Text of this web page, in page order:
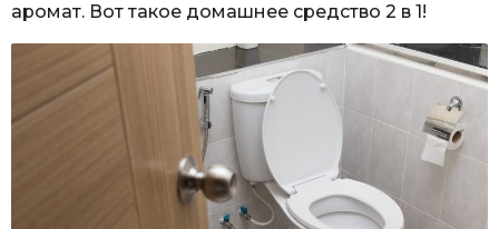
аромат. Вот такое домашнее средство 2 в 1!